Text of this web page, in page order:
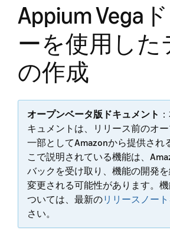
Appium Vega
ーを使用した
の作成
オープンベータ版ドキュメント
キュメントは、リリース前のオ
一部としてAmazonから提供され
こで説明されている機能は、
バックを受け取り、機能の開発
変更される可能性があります。
ついては、最新のリリースノート
さい。